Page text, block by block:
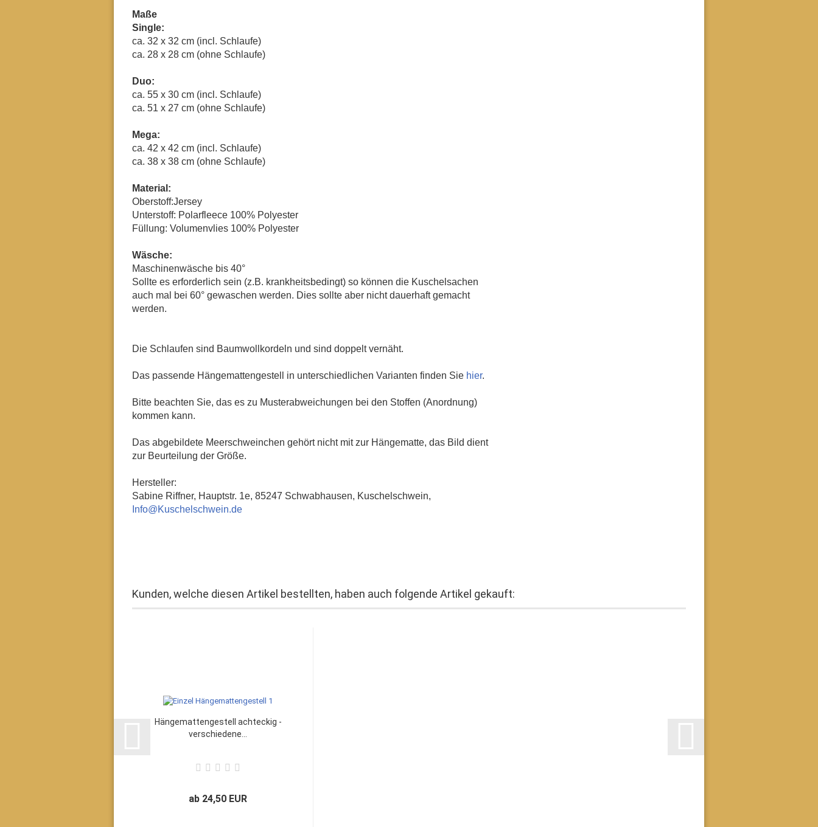
Maße
Single:
ca. 32 x 32 cm (incl. Schlaufe)
ca. 28 x 28 cm (ohne Schlaufe)
Duo:
ca. 55 x 30 cm (incl. Schlaufe)
ca. 51 x 27 cm (ohne Schlaufe)
Mega:
ca. 42 x 42 cm (incl. Schlaufe)
ca. 38 x 38 cm (ohne Schlaufe)
Material:
Oberstoff:Jersey
Unterstoff: Polarfleece 100% Polyester
Füllung: Volumenvlies 100% Polyester
Wäsche:
Maschinenwäsche bis 40°
Sollte es erforderlich sein (z.B. krankheitsbedingt) so können die Kuschelsachen
auch mal bei 60° gewaschen werden. Dies sollte aber nicht dauerhaft gemacht
werden.
Die Schlaufen sind Baumwollkordeln und sind doppelt vernäht.
Das passende Hängemattengestell in unterschiedlichen Varianten finden Sie hier.
Bitte beachten Sie, das es zu Musterabweichungen bei den Stoffen (Anordnung)
kommen kann.
Das abgebildete Meerschweinchen gehört nicht mit zur Hängematte, das Bild dient
zur Beurteilung der Größe.
Hersteller:
Sabine Riffner, Hauptstr. 1e, 85247 Schwabhausen, Kuschelschwein,
Info@Kuschelschwein.de
Kunden, welche diesen Artikel bestellten, haben auch folgende Artikel gekauft:
Hängemattengestell achteckig -
verschiedene...
ab 24,50 EUR